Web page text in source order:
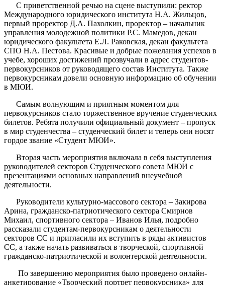
С приветственной речью на сцене выступили: ректор
Международного юридического института Н.А. Жильцов,
первый проректор Д.А. Пахолкин, проректор – начальник
управления молодежной политики Р.С. Мамедов, декан
юридического факультета Е.Л. Раковская, декан факультета
СПО Н.А. Пестова. Красивые и добрые пожелания успехов в
учебе, хороших достижений прозвучали в адрес студентов-
первокурсников от руководящего состав Института. Также
первокурсникам довели основную информацию об обучении
в МЮИ.
Самым волнующим и приятным моментом для
первокурсников стало торжественное вручение студенческих
билетов. Ребята получили официальный документ – пропуск
в мир студенчества – студенческий билет и теперь они носят
гордое звание «Студент МЮИ».
Вторая часть мероприятия включала в себя выступления
руководителей секторов Студенческого совета МЮИ с
презентациями основных направлений внеучебной
деятельности.
Руководители культурно-массового сектора – Закирова
Арина, гражданско-патриотического сектора Смирнов
Михаил, спортивного сектора – Иванов Илья, подробно
рассказали студентам-первокурсникам о деятельности
секторов СС и пригласили их вступить в ряды активистов
СС, а также начать развиваться в творческой, спортивной
гражданско-патриотической и волонтерской деятельности.
По завершению мероприятия было проведено онлайн-
анкетирование «Творческий портрет первокурсника» для